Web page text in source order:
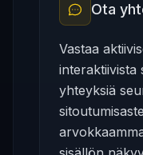
Ota
Vastaa
interaktiivista
yhteyksiä